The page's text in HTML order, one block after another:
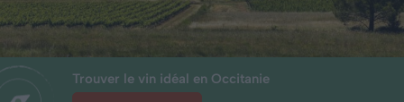
Trouver le vin idéal en Occitanie